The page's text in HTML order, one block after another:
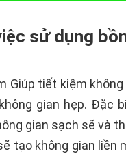
sử dụng
Giúp tiết kiệm
gian hẹp. Đặc
gian sạch sẽ và
tạo không gian